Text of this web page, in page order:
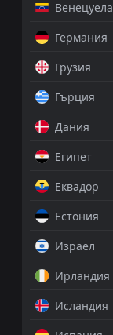
Венецуела
Германия
Грузия
Гърция
Дания
Египет
Еквадор
Естония
Израел
Ирландия
Исландия